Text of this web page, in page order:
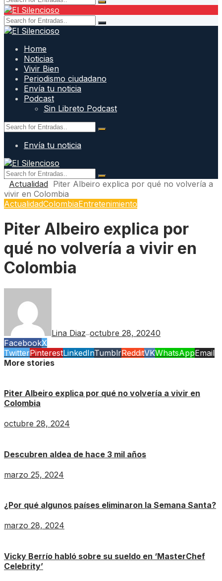
Home
Noticias
Vivir Bien
Periodismo ciudadano
Envía tu noticia
Podcast
Sin Libreto Podcast
Envía tu noticia
Actualidad Piter Albeiro explica por qué no volvería a
vivir en Colombia
ActualidadColombiaEntretenimiento
Piter Albeiro explica por
qué no volvería a vivir en
Colombia
Lina Diaz—octubre 28, 20240
FacebookX
TwitterPinterestLinkedInTumblrRedditVKWhatsAppEmail
More stories
Piter Albeiro explica por qué no volvería a vivir en
Colombia
octubre 28, 2024
Descubren aldea de hace 3 mil años
marzo 25, 2024
¿Por qué algunos países eliminaron la Semana Santa?
marzo 28, 2024
Vicky Berrío habló sobre su sueldo en ‘MasterChef
Celebrity’